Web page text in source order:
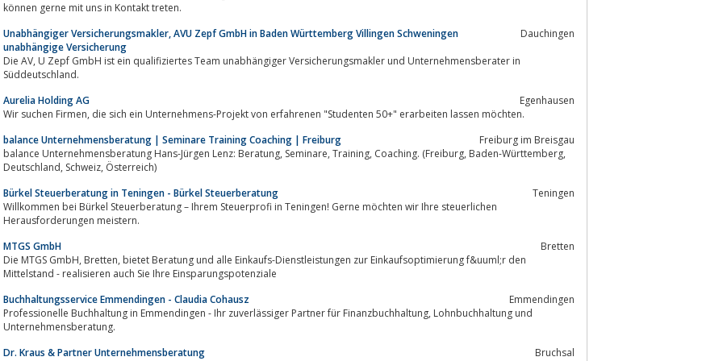
können gerne mit uns in Kontakt treten.
Unabhängiger Versicherungsmakler, AVU Zepf GmbH in Baden Württemberg Villingen Schweningen
unabhängige Versicherung
Dauchingen
Die AV, U Zepf GmbH ist ein qualifiziertes Team unabhängiger Versicherungsmakler und Unternehmensberater in
Süddeutschland.
Aurelia Holding AG
Egenhausen
Wir suchen Firmen, die sich ein Unternehmens-Projekt von erfahrenen "Studenten 50+" erarbeiten lassen möchten.
balance Unternehmensberatung | Seminare Training Coaching | Freiburg
Freiburg im Breisgau
balance Unternehmensberatung Hans-Jürgen Lenz: Beratung, Seminare, Training, Coaching. (Freiburg, Baden-Württemberg,
Deutschland, Schweiz, Österreich)
Bürkel Steuerberatung in Teningen - Bürkel Steuerberatung
Teningen
Willkommen bei Bürkel Steuerberatung – Ihrem Steuerprofi in Teningen! Gerne möchten wir Ihre steuerlichen
Herausforderungen meistern.
MTGS GmbH
Bretten
Die MTGS GmbH, Bretten, bietet Beratung und alle Einkaufs-Dienstleistungen zur Einkaufsoptimierung f&uuml;r den
Mittelstand - realisieren auch Sie Ihre Einsparungspotenziale
Buchhaltungsservice Emmendingen - Claudia Cohausz
Emmendingen
Professionelle Buchhaltung in Emmendingen - Ihr zuverlässiger Partner für Finanzbuchhaltung, Lohnbuchhaltung und
Unternehmensberatung.
Dr. Kraus & Partner Unternehmensberatung
Bruchsal